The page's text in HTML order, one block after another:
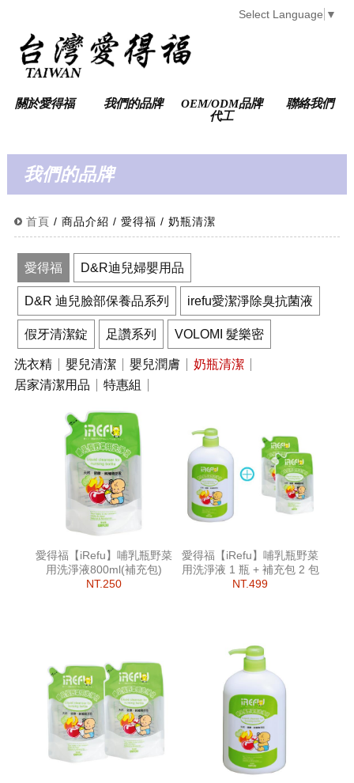
Select Language ▼
關於愛得福 我們的品牌
OEM/ODM品牌
代工
聯絡我們
我們的品牌
首頁 / 商品介紹 / 愛得福 / 奶瓶清潔
愛得福 D&R迪兒婦嬰用品
D&R 迪兒臉部保養品系列 irefu愛潔淨除臭抗菌液
假牙清潔錠 足讚系列 VOLOMI 髮樂密
洗衣精 嬰兒清潔 嬰兒潤膚
奶瓶清潔
居家清潔用品
特惠組
愛得福【iRefu】哺乳瓶野菜
用洗淨液800ml(補充包)
NT.250
愛得福【iRefu】哺乳瓶野菜
用洗淨液 1 瓶 + 補充包 2 包
NT.499